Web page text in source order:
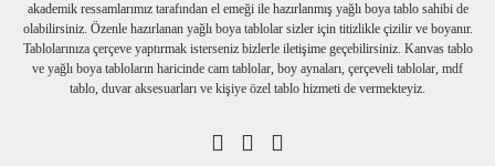
akademik ressamlarımız tarafından el emeği ile hazırlanmış yağlı boya tablo sahibi de
olabilirsiniz. Özenle hazırlanan yağlı boya tablolar sizler için titizlikle çizilir ve boyanır.
Tablolarınıza çerçeve yaptırmak isterseniz bizlerle iletişime geçebilirsiniz. Kanvas tablo
ve yağlı boya tabloların haricinde cam tablolar, boy aynaları, çerçeveli tablolar, mdf
tablo, duvar aksesuarları ve kişiye özel tablo hizmeti de vermekteyiz.